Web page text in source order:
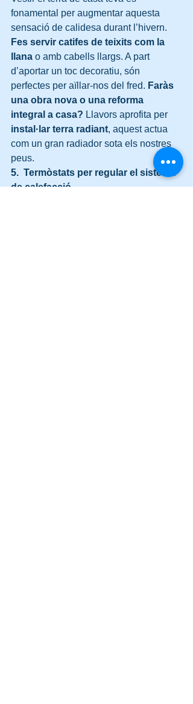
fonamental per augmentar aquesta
sensació de calidesa durant l’hivern.
Fes servir catifes de teixits com la
llana o amb cabells llargs. A part
d’aportar un toc decoratiu, són
perfectes per aïllar-nos del fred. Faràs
una obra nova o una reforma
integral a casa? Llavors aprofita per
instal·lar terra radiant, aquest actua
com un gran radiador sota els nostres
peus.
5.  Termòstats per regular el sistema
de calefacció